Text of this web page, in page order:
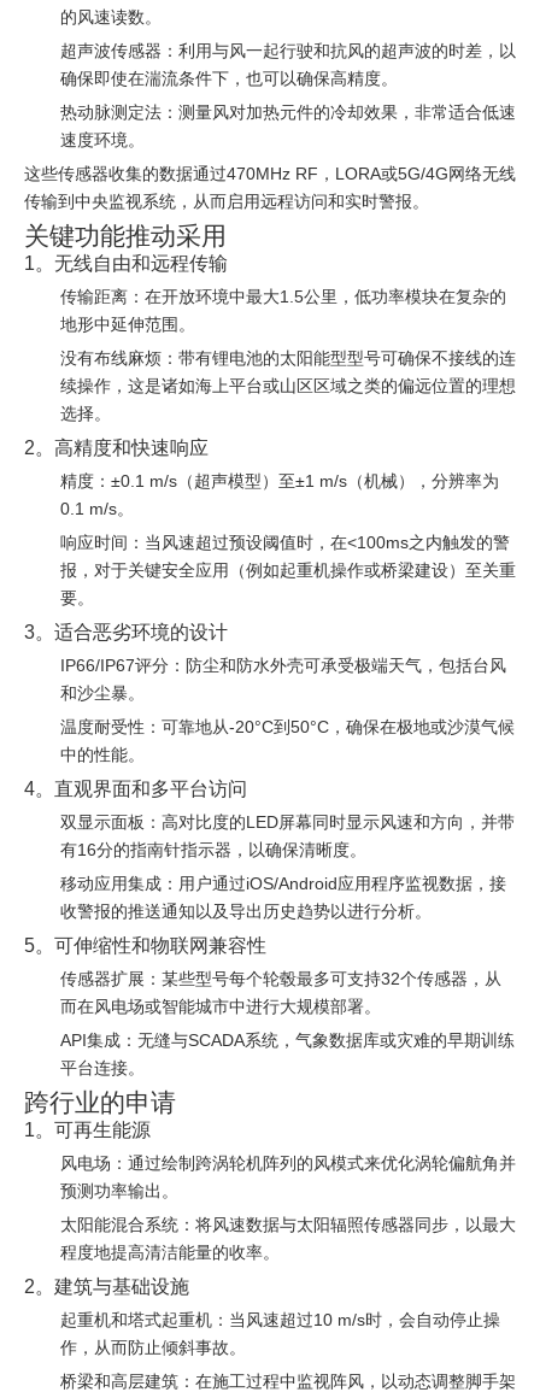
的风速读数。
超声波传感器：利用与风一起行驶和抗风的超声波的时差，以
确保即使在湍流条件下，也可以确保高精度。
热动脉测定法：测量风对加热元件的冷却效果，非常适合低速
速度环境。
这些传感器收集的数据通过470MHz RF，LORA或5G/4G网络无线
传输到中央监视系统，从而启用远程访问和实时警报。
关键功能推动采用
1。无线自由和远程传输
传输距离：在开放环境中最大1.5公里，低功率模块在复杂的
地形中延伸范围。
没有布线麻烦：带有锂电池的太阳能型型号可确保不接线的连
续操作，这是诸如海上平台或山区区域之类的偏远位置的理想
选择。
2。高精度和快速响应
精度：±0.1 m/s（超声模型）至±1 m/s（机械），分辨率为
0.1 m/s。
响应时间：当风速超过预设阈值时，在<100ms之内触发的警
报，对于关键安全应用（例如起重机操作或桥梁建设）至关重
要。
3。适合恶劣环境的设计
IP66/IP67评分：防尘和防水外壳可承受极端天气，包括台风
和沙尘暴。
温度耐受性：可靠地从-20°C到50°C，确保在极地或沙漠气候
中的性能。
4。直观界面和多平台访问
双显示面板：高对比度的LED屏幕同时显示风速和方向，并带
有16分的指南针指示器，以确保清晰度。
移动应用集成：用户通过iOS/Android应用程序监视数据，接
收警报的推送通知以及导出历史趋势以进行分析。
5。可伸缩性和物联网兼容性
传感器扩展：某些型号每个轮毂最多可支持32个传感器，从
而在风电场或智能城市中进行大规模部署。
API集成：无缝与SCADA系统，气象数据库或灾难的早期训练
平台连接。
跨行业的申请
1。可再生能源
风电场：通过绘制跨涡轮机阵列的风模式来优化涡轮偏航角并
预测功率输出。
太阳能混合系统：将风速数据与太阳辐照传感器同步，以最大
程度地提高清洁能量的收率。
2。建筑与基础设施
起重机和塔式起重机：当风速超过10 m/s时，会自动停止操
作，从而防止倾斜事故。
桥梁和高层建筑：在施工过程中监视阵风，以动态调整脚手架